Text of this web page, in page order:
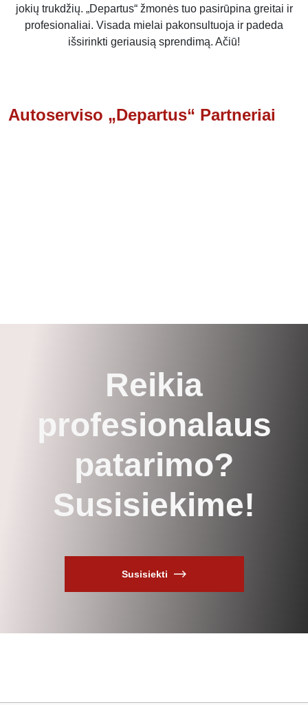
jokių trukdžių. „Departus“ žmonės tuo pasirūpina greitai ir
profesionaliai. Visada mielai pakonsultuoja ir padeda
išsirinkti geriausią sprendimą. Ačiū!
Autoserviso „Departus“ Partneriai
Reikia
profesionalaus
patarimo?
Susisiekime!
Susisiekti